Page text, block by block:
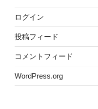
ログイン
投稿フィード
コメントフィード
WordPress.org